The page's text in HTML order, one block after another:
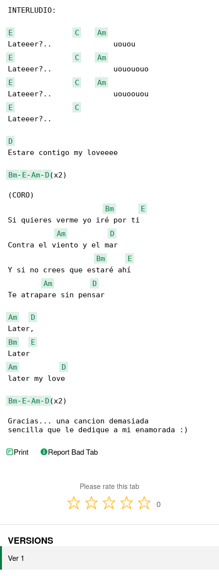
INTERLUDIO:
E C
Am
E
C
Am
E
C
Am
E
C
Lateeer?..
D
Estare contigo my loveeee
Bm- E-Am- D (x2)
(CORO)
Bm
E
Si quieres verme yo iré por ti
Am
D
Contra el viento y el mar
Bm
E
Y si no crees que estaré ahí
Am
D
Te atrapare sin pensar
Am
D
Bm
E
Am
D
later my love
Bm- E-Am- D (x2)
Gracias... una cancion demasiada
sencilla que le dedique a mi enamorada :)
Print Report Bad Tab
Please rate this tab
0
VERSIONS
Ver 1